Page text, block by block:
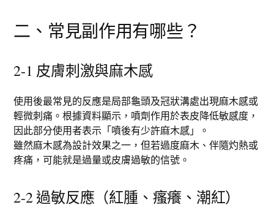
二、常見副作用有哪些？
2-1 皮膚刺激與麻木感
使用後最常見的反應是局部龜頭及冠狀溝處出現麻木感或
輕微刺痛。根據資料顯示，噴劑作用於表皮降低敏感度，
因此部分使用者表示「噴後有少許麻木感」。
雖然麻木感為設計效果之一，但若過度麻木、伴隨灼熱或
疼痛，可能就是過量或皮膚過敏的信號。
2-2 過敏反應（紅腫、瘙癢、潮紅）